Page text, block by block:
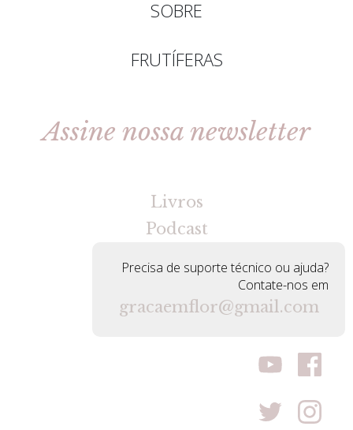
SOBRE
FRUTÍFERAS
Assine nossa newsletter
Livros
Podcast
Precisa de suporte técnico ou ajuda?
Contate-nos em
gracaemflor@gmail.com